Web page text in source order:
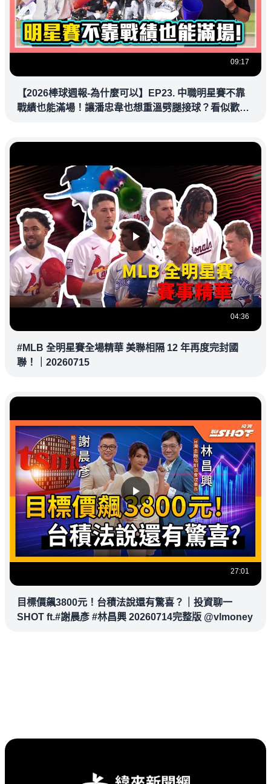
09:17
【2026棒球週報-為什麼可以】EP23. 中職明星賽不靠
戰績也能滿場！讓潘忠韋也想重溫劈腿接球？看似歡樂
04:36
#MLB 全明星賽全場精華 美聯相隔 12 年再度完封國
聯！｜20260715
27:01
目標價飆3800元！台積法說還有驚喜？｜投資聊一
SHOT ft.#謝晨彥 #林昌興 20260714完整版 @vlmoney